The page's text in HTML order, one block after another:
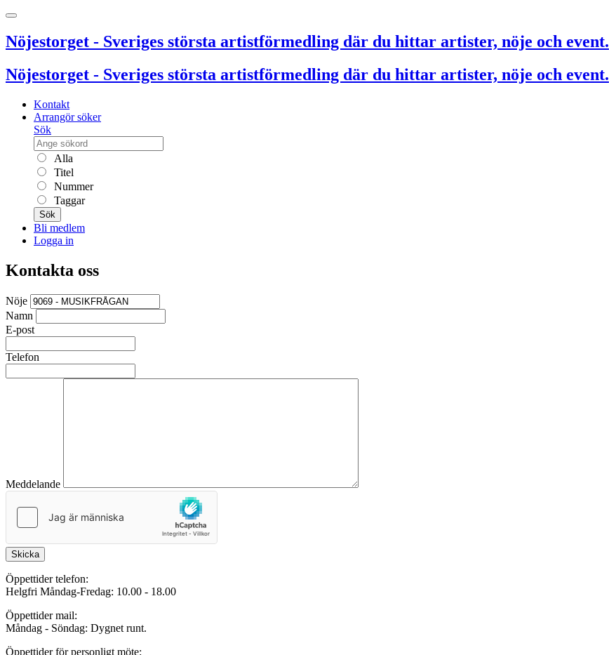
Nöjestorget - Sveriges största artistförmedling där du hittar artister, nöje och event.
Nöjestorget - Sveriges största artistförmedling där du hittar artister, nöje och event.
Kontakt
Arrangör söker
Sök
Alla
Titel
Nummer
Taggar
Sök
Bli medlem
Logga in
Kontakta oss
Nöje
Namn
E-post
Telefon
Meddelande
Skicka
Öppettider telefon:
Helgfri Måndag-Fredag: 10.00 - 18.00
Öppettider mail:
Måndag - Söndag: Dygnet runt.
Öppettider för personligt möte: